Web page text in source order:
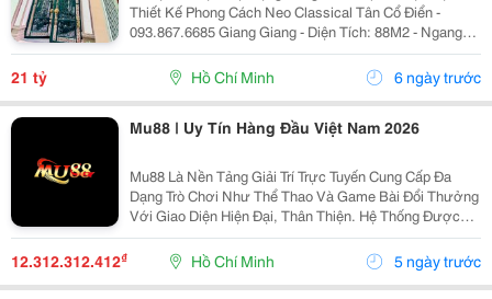
Thiết Kế Phong Cách Neo Classical Tân Cổ Điển -
093.867.6685 Giang Giang - Diện Tích: 88M2 - Ngang
11M * 9M. - Kết Cấu: 5 Tầng - 6Pn. - Cách Mặt Tiền Chỉ
30M - Phù Hợp Ở Khai Thác Chdv Hoặc...
21 tỷ Hồ Chí Minh 6 ngày trước
Mu88 | Uy Tín Hàng Đầu Việt Nam 2026
Mu88 Là Nền Tảng Giải Trí Trực Tuyến Cung Cấp Đa
Dạng Trò Chơi Như Thể Thao Và Game Bài Đổi Thưởng
Với Giao Diện Hiện Đại, Thân Thiện. Hệ Thống Được
Tối Ưu Để Hoạt Động Ổn Định Trên Cả Điện Thoại Và
Máy Tính, Giúp Người Dùng Dễ Dàng Trải Nghiệm.
Công...
12.312.312.412₫ Hồ Chí Minh 5 ngày trước